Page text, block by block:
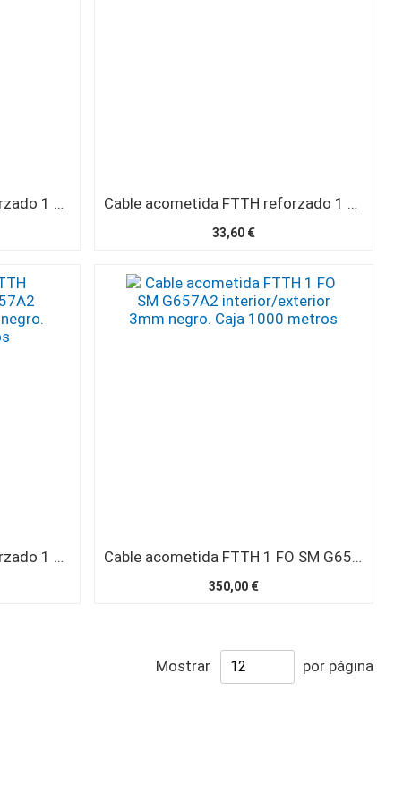
Cable acometida FTTH reforzado 1 FO SM G657A2 interior/exterior 4,6mm LSZH SC/APC 40 metros Cable acometida FTTH reforzado 1 FO SM G657A2 interior/exterior 4,6mm LSZH SC/APC 120 metros
33,60 €
Cable acometida FTTH reforzado 1 FO SM G657A2 interior/exterior 4,6mm negro. Bobina 1000 metros Cable acometida FTTH 1 FO SM G657A2 interior/exterior 3mm negro. Caja 1000 metros
350,00 €
Mostrar por página